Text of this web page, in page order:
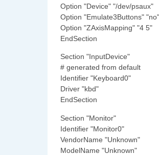
Option "Device" "/dev/psaux"
Option "Emulate3Buttons" "no"
Option "ZAxisMapping" "4 5"
EndSection
Section "InputDevice"
# generated from default
Identifier "Keyboard0"
Driver "kbd"
EndSection
Section "Monitor"
Identifier "Monitor0"
VendorName "Unknown"
ModelName "Unknown"